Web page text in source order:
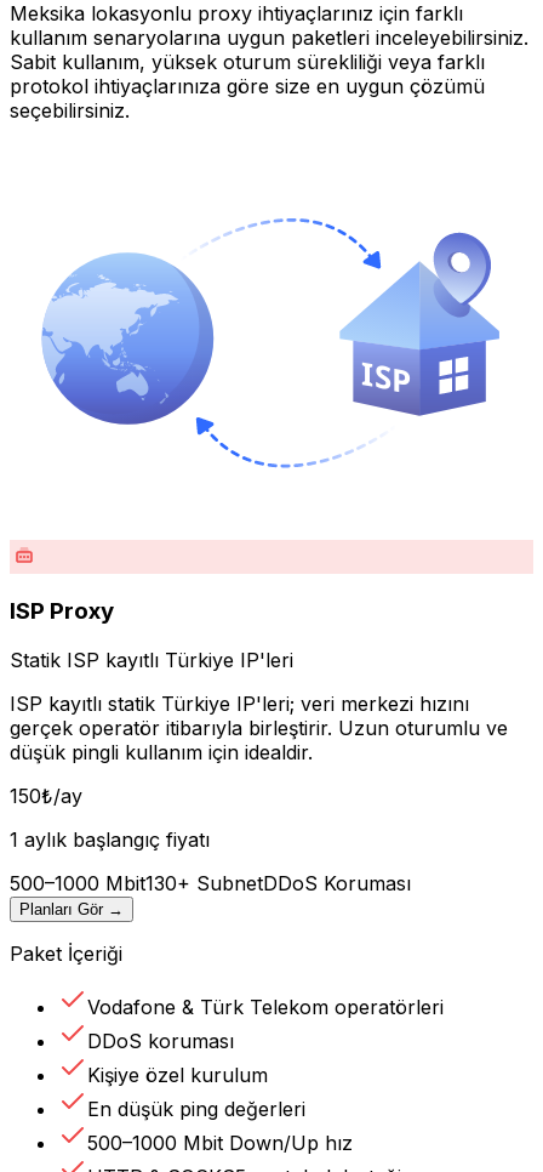
Meksika lokasyonlu proxy ihtiyaçlarınız için farklı
kullanım senaryolarına uygun paketleri inceleyebilirsiniz.
Sabit kullanım, yüksek oturum sürekliliği veya farklı
protokol ihtiyaçlarınıza göre size en uygun çözümü
seçebilirsiniz.
ISP Proxy
Statik ISP kayıtlı Türkiye IP'leri
ISP kayıtlı statik Türkiye IP'leri; veri merkezi hızını
gerçek operatör itibarıyla birleştirir. Uzun oturumlu ve
düşük pingli kullanım için idealdir.
150₺/ay
1 aylık başlangıç fiyatı
500–1000 Mbit130+ SubnetDDoS Koruması
Planları Gör →
Paket İçeriği
Vodafone & Türk Telekom operatörleri
DDoS koruması
Kişiye özel kurulum
En düşük ping değerleri
500–1000 Mbit Down/Up hız